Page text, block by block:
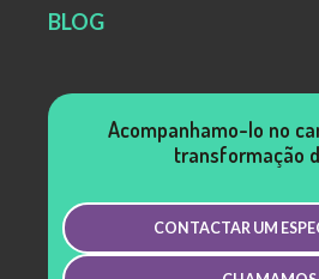
BLOG
Acompanhamo-lo no
transformação
CONTACTAR UM